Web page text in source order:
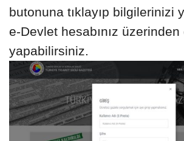
butonuna tıklayıp bilgilerinizi
e-Devlet hesabınız üzerinden
yapabilirsiniz.